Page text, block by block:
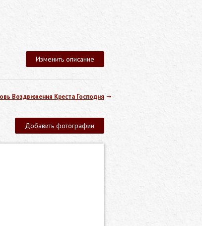
Изменить описание
Воздвижения Креста Господня
Добавить фотографии